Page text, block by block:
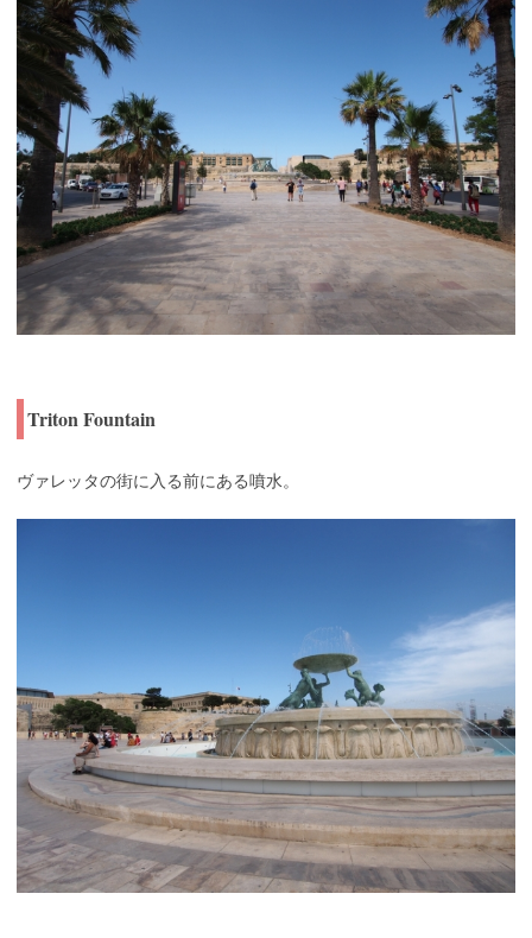
Triton Fountain
ヴァレッタの街に入る前にある噴水。